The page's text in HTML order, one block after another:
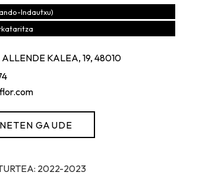
Indautxu)
KALEA, 19, 48010
GAUDE
2022-2023